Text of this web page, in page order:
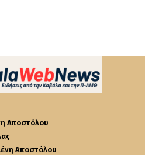
Αποστόλου
Αποστόλου